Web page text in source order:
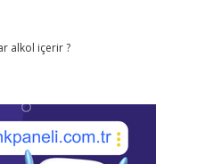
alkol içerir ?